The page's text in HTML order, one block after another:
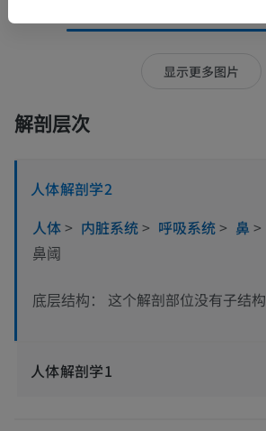
显示更多图片
解剖层次
人体解剖学2
人体> 内脏系统> 呼吸系统> 鼻 >
鼻阈
底层结构： 这个解剖部位没有子结构
人体解剖学1